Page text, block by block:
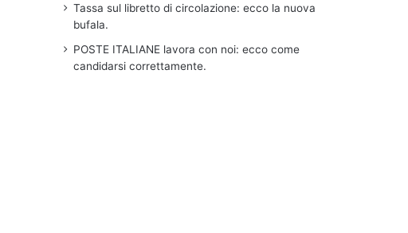
Tassa sul libretto di circolazione: ecco la nuova
bufala.
POSTE ITALIANE lavora con noi: ecco come
candidarsi correttamente.